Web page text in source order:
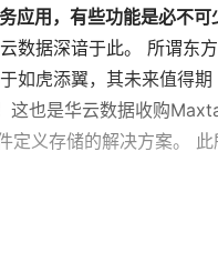
应用，有些功能是必不可
数据深谙于此。 所谓东
如虎添翼，其未来值得期
这也是华云数据收购
定义存储的解决方案。 此